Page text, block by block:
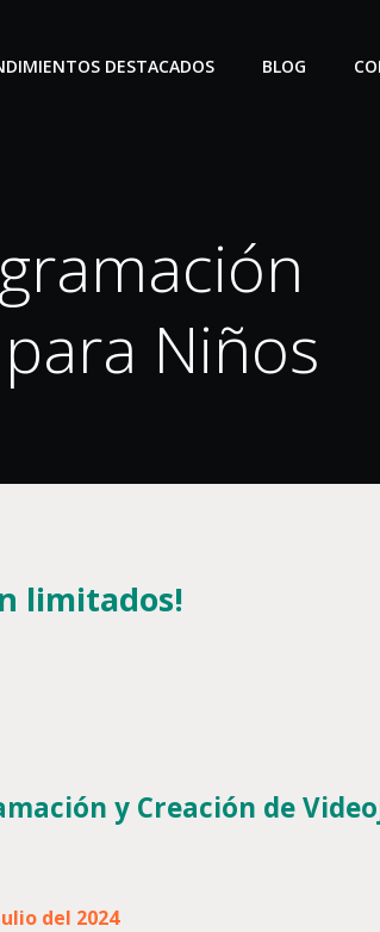
DESTACADOS BLOG
Niños
limitados!
y Creación de
del 2024